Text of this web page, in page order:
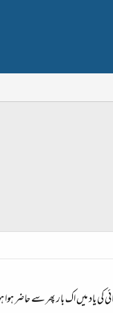
کی یاد میں اک بار پھر سے